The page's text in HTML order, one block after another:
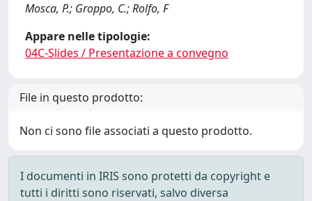
Mosca, P.; Groppo, C.; Rolfo, F
Appare nelle tipologie:
04C-Slides / Presentazione a convegno
File in questo prodotto:
Non ci sono file associati a questo prodotto.
I documenti in IRIS sono protetti da copyright e
tutti i diritti sono riservati, salvo diversa